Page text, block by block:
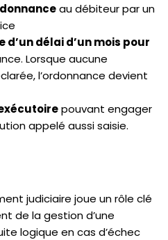
au débiteur par un
d’un délai d’un mois pour
Lorsque aucune
l’ordonnance devient
pouvant engager
appelé aussi saisie.
judiciaire joue un rôle clé
de la gestion d’une
logique en cas d’échec